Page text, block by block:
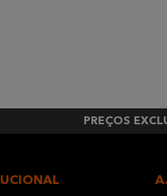
PREÇOS